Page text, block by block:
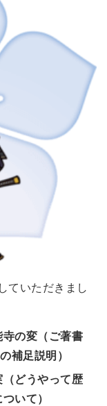
ていただきまし
の変（ご著書
補足説明）
（どうやって歴
いて）